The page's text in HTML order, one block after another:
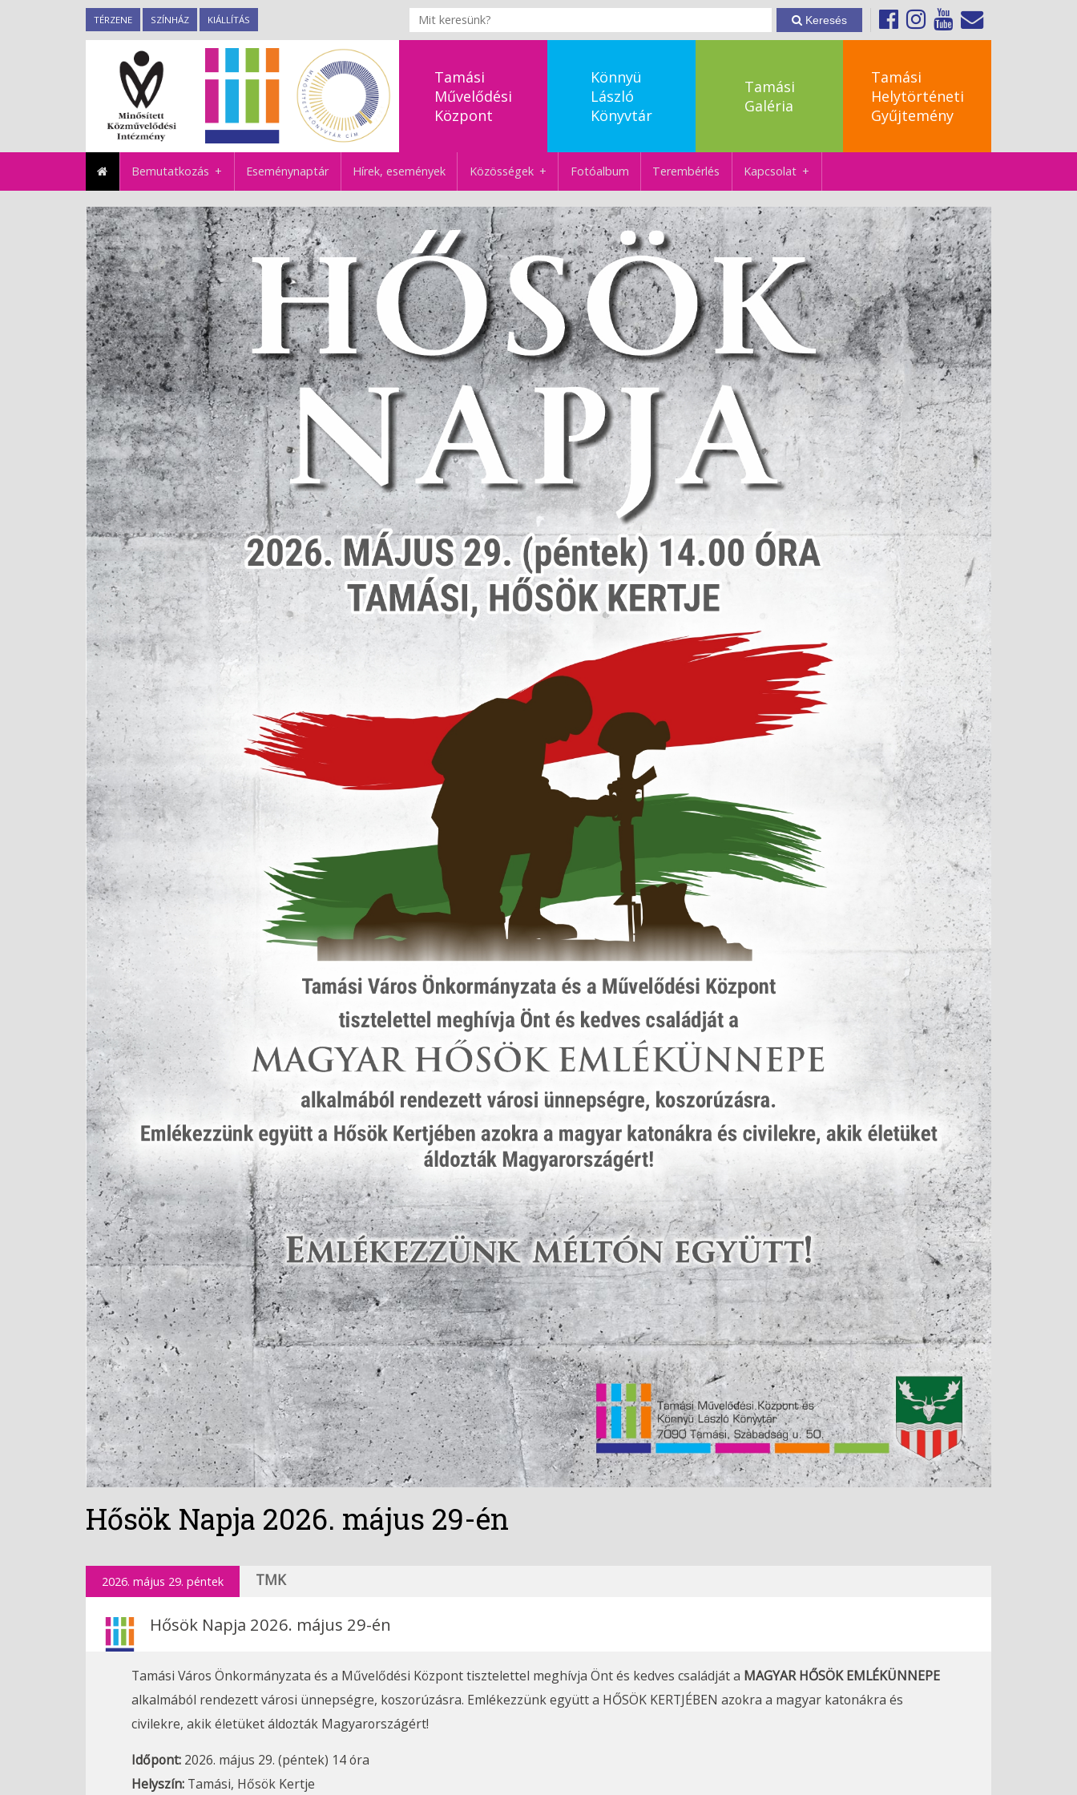
TÉRZENE SZÍNHÁZ KIÁLLÍTÁS Keresés
Tamási
Művelődési
Központ
Könnyü
László
Könyvtár
Tamási
Galéria
Tamási
Helytörténeti
Gyűjtemény
Bemutatkozás Eseménynaptár Hírek, események Közösségek Fotóalbum Terembérlés Kapcsolat
Hősök Napja 2026. május 29-én
2026. május 29. péntek TMK
Hősök Napja 2026. május 29-én
Tamási Város Önkormányzata és a Művelődési Központ tisztelettel meghívja Önt és kedves családját a MAGYAR HŐSÖK EMLÉKÜNNEPE
alkalmából rendezett városi ünnepségre, koszorúzásra. Emlékezzünk együtt a HŐSÖK KERTJÉBEN azokra a magyar katonákra és
civilekre, akik életüket áldozták Magyarországért!
Időpont:2026. május 29. (péntek) 14 óra
Helyszín:Tamási, Hősök Kertje